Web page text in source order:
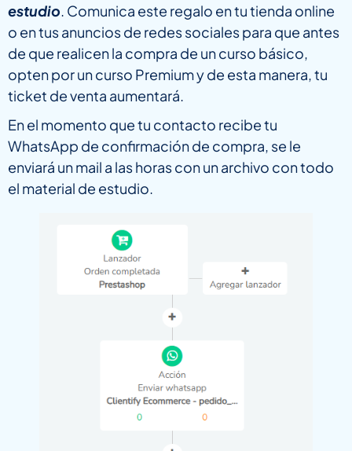
estudio. Comunica este regalo en tu tienda online
o en tus anuncios de redes sociales para que antes
de que realicen la compra de un curso básico,
opten por un curso Premium y de esta manera, tu
ticket de venta aumentará.
En el momento que tu contacto recibe tu
WhatsApp de confirmación de compra, se le
enviará un mail a las horas con un archivo con todo
el material de estudio.